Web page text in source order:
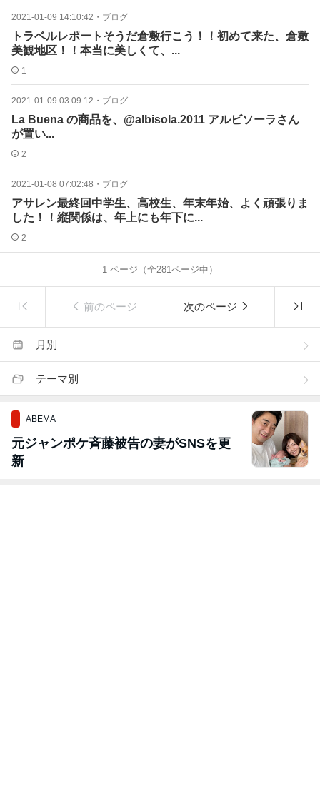
2021-01-09 14:10:42 ・ ブログ
トラベルレポートそうだ倉敷行こう！！初めて来た、倉敷
美観地区！！本当に美しくて、...
1
2021-01-09 03:09:12 ・ ブログ
La Buena の商品を、@albisola.2011 アルビソーラさん
が置い...
2
2021-01-08 07:02:48 ・ ブログ
アサレン最終回中学生、高校生、年末年始、よく頑張りま
した！！縦関係は、年上にも年下に...
2
1 ページ（全281ページ中）
前のページ 次のページ
月別
テーマ別
ABEMA
元ジャンポケ斉藤被告の妻がSNSを更
新